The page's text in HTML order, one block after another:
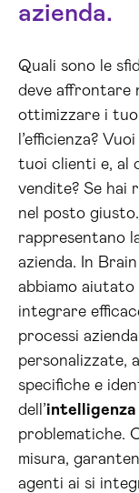
azienda.
Quali sono le
deve affrontare
ottimizzare i
l’efficienza?
tuoi clienti e, al
vendite? Se hai
nel posto
rappresentano
azienda. In
abbiamo aiutato
integrare
processi
personalizzate,
specifiche e
dell’
problematiche.
misura,
agenti ai si